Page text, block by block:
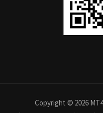
Copyright © 2026